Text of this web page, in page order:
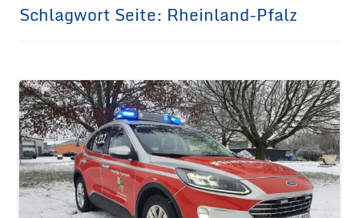
Schlagwort Seite: Rheinland-Pfalz